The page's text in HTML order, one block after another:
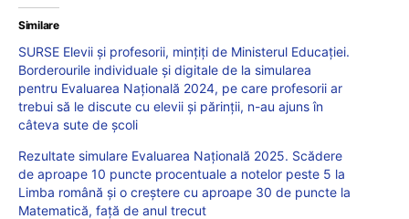
Similare
SURSE Elevii și profesorii, mințiți de Ministerul Educației.
Borderourile individuale și digitale de la simularea
pentru Evaluarea Națională 2024, pe care profesorii ar
trebui să le discute cu elevii și părinții, n-au ajuns în
câteva sute de școli
Rezultate simulare Evaluarea Națională 2025. Scădere
de aproape 10 puncte procentuale a notelor peste 5 la
Limba română și o creștere cu aproape 30 de puncte la
Matematică, față de anul trecut